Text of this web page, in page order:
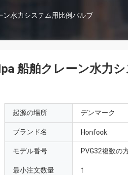
ン水力システム用比例バルブ
船舶クレーン水力
起源の場所 デンマーク
ブランド名 Honfook
モデル番号 PVG32複数の
最小注文数量 1